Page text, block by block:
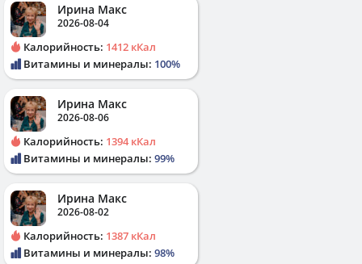
Ирина Макс
2026-08-04
Калорийность: 1412 кКал
Витамины и минералы: 100%
Ирина Макс
2026-08-06
Калорийность: 1394 кКал
Витамины и минералы: 99%
Ирина Макс
2026-08-02
Калорийность: 1387 кКал
Витамины и минералы: 98%